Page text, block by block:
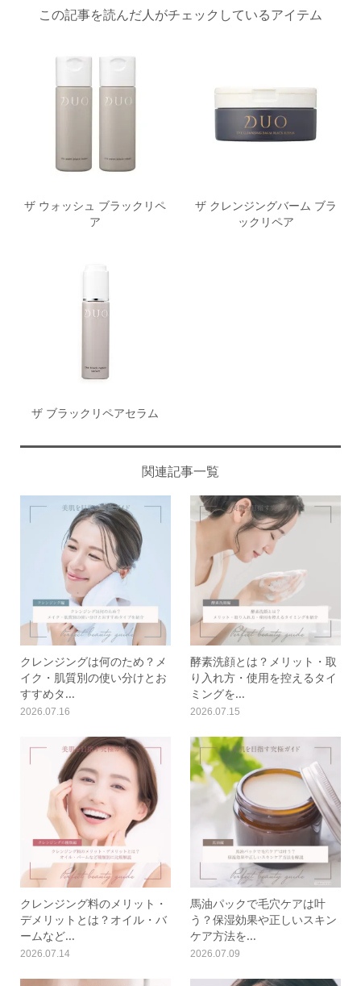
この記事を読んだ人がチェックしているアイテム
ザ ウォッシュ ブラックリペ
ア
ザ クレンジングバーム ブラ
ックリペア
ザ ブラックリペアセラム
関連記事一覧
クレンジングは何のため？メ
イク・肌質別の使い分けとお
すすめタ...
2026.07.16
酵素洗顔とは？メリット・取
り入れ方・使用を控えるタイ
ミングを...
2026.07.15
クレンジング料のメリット・
デメリットとは？オイル・バ
ームなど...
2026.07.14
馬油パックで毛穴ケアは叶
う？保湿効果や正しいスキン
ケア方法を...
2026.07.09